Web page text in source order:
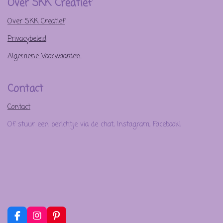
Over SKK Creatief
Privacybeleid
Algemene Voorwaarden.
Contact
Contact
Of stuur een berichtje via de chat, Instagram, Facebook!
F I P